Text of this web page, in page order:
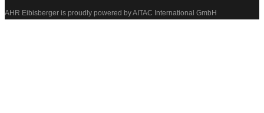
AHR Eibisberger is proudly powered by AITAC International GmbH